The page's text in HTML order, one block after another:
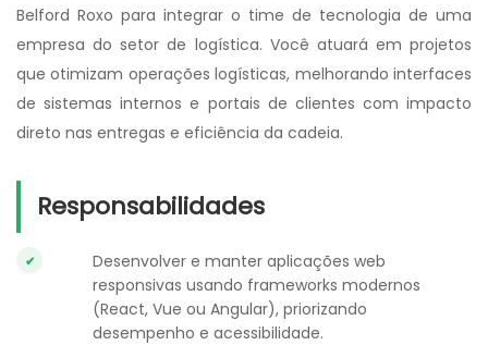
Belford Roxo para integrar o time de tecnologia de uma
empresa do setor de logística. Você atuará em projetos
que otimizam operações logísticas, melhorando interfaces
de sistemas internos e portais de clientes com impacto
direto nas entregas e eficiência da cadeia.
Responsabilidades
Desenvolver e manter aplicações web
responsivas usando frameworks modernos
(React, Vue ou Angular), priorizando
desempenho e acessibilidade.